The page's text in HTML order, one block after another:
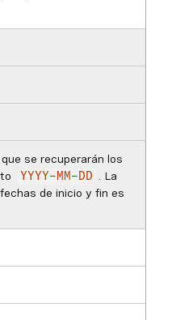
se recuperarán los
YYYY-MM-DD
. La
de inicio y fin es